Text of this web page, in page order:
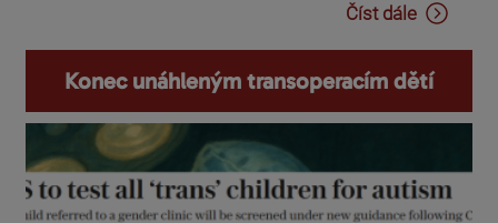
Číst dále
Konec unáhleným transoperacím dětí